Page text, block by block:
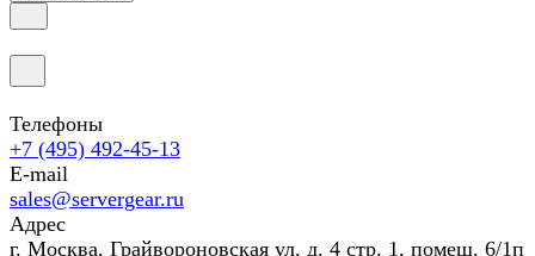
Телефоны
+7 (495) 492-45-13
E-mail
sales@servergear.ru
Адрес
г. Москва, Грайвороновская ул, д. 4 стр. 1, помещ. 6/1п